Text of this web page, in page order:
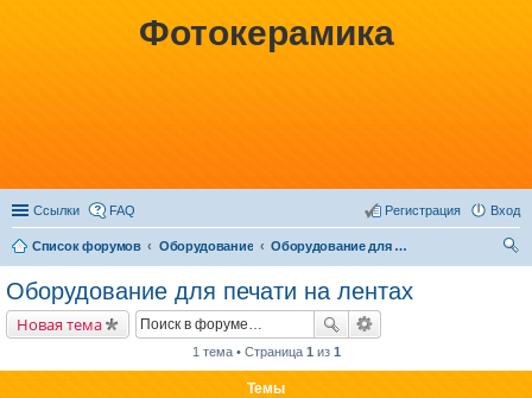
Фотокерамика
Ссылки FAQ Вход
Регистрация
Список форумов Оборудование
Оборудование для печати на лентах
Оборудование для печати на лентах
Новая тема
1 тема • Страница 1 из 1
Темы